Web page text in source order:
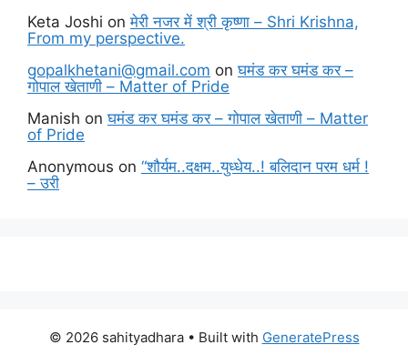
Keta Joshi onमेरी नजर में श्री कृष्णा – Shri Krishna,
From my perspective.
gopalkhetani@gmail.com onघमंड कर घमंड कर –
गोपाल खेताणी – Matter of Pride
Manish onघमंड कर घमंड कर – गोपाल खेताणी – Matter
of Pride
Anonymous on “शौर्यम..दक्षम..युध्धेय..! बलिदान परम धर्म !
– उरी
© 2026 sahityadhara• Built with GeneratePress